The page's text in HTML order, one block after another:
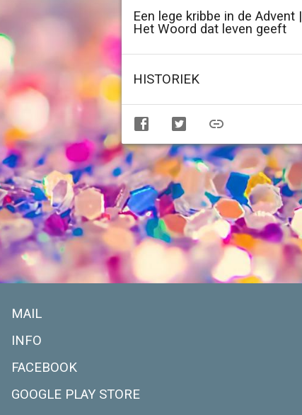
Een lege kribbe in de Advent |
Het Woord dat leven geeft
HISTORIEK
MAIL
INFO
FACEBOOK
GOOGLE PLAY STORE